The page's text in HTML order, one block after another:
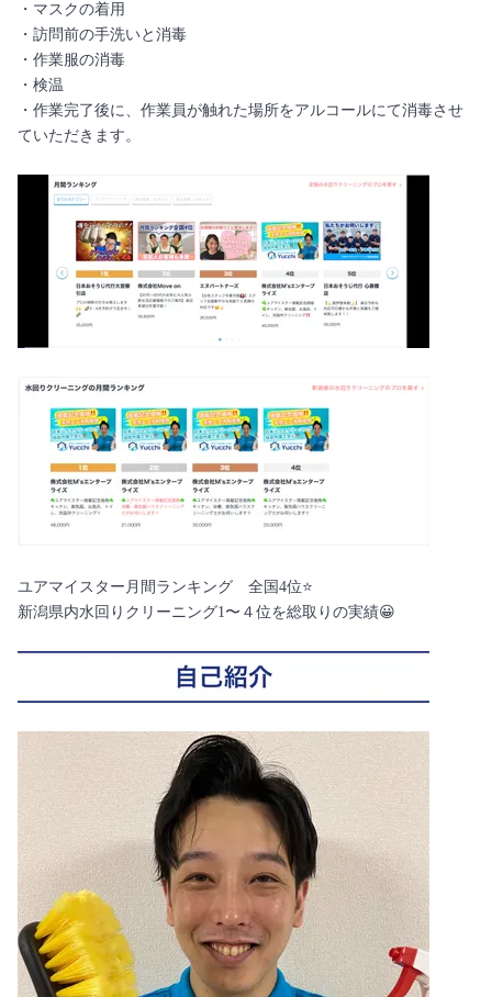
・マスクの着用
・訪問前の手洗いと消毒
・作業服の消毒
・検温
・作業完了後に、作業員が触れた場所をアルコールにて消毒させ
ていただきます。
ユアマイスター月間ランキング 全国4位⭐️
新潟県内水回りクリーニング1〜４位を総取りの実績😀